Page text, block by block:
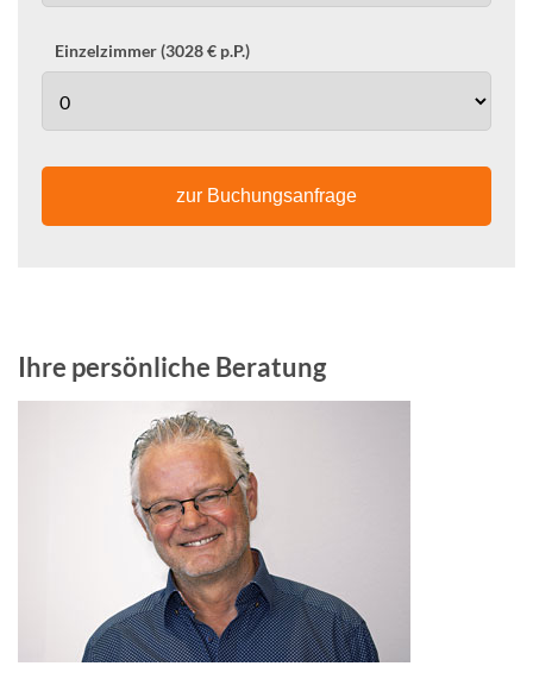
Einzelzimmer (3028 € p.P.)
zur Buchungsanfrage
Ihre persönliche Beratung